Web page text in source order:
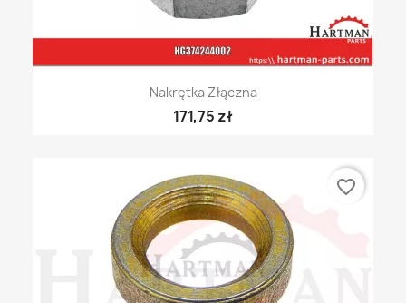
Nakrętka Złączna
171,75 zł
favorite_border